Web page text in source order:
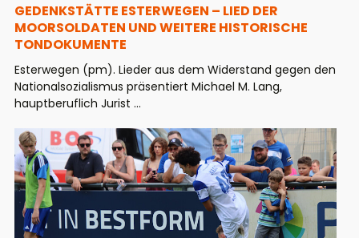
GEDENKSTÄTTE ESTERWEGEN – LIED DER
MOORSOLDATEN UND WEITERE HISTORISCHE
TONDOKUMENTE
Esterwegen (pm). Lieder aus dem Widerstand gegen den
Nationalsozialismus präsentiert Michael M. Lang,
hauptberuflich Jurist ...